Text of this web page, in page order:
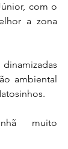
com o
a zona
ambiental